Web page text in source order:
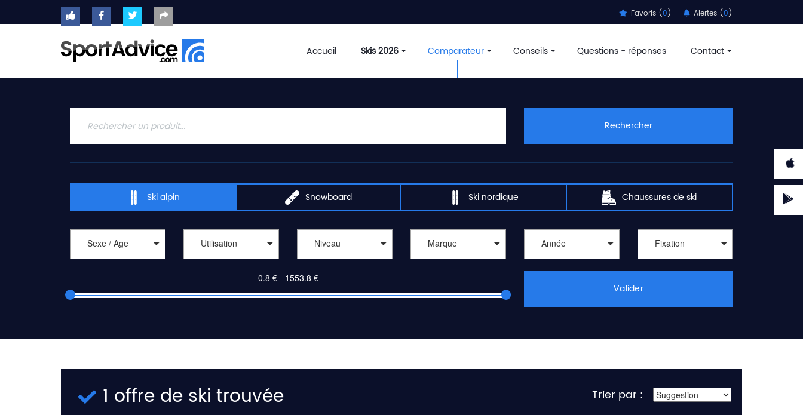
Favoris (0) Alertes (0)
Accueil Skis 2026 Comparateur Conseils Questions - réponses Contact
ACCUEIL
2020
CONSEILS
QUESTIONS
Rechercher
Ski alpin Snowboard Ski nordique Chaussures de ski
Sexe / Age Utilisation Niveau Marque Année Fixation
Valider
1 offre de ski trouvée Trier par :